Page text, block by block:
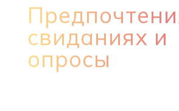
свиданиях и
опросы